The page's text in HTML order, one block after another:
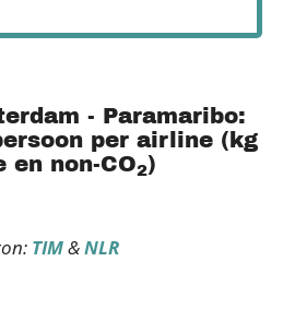
- Paramaribo:
per airline (kg
en non-CO2)
TIM&NLR